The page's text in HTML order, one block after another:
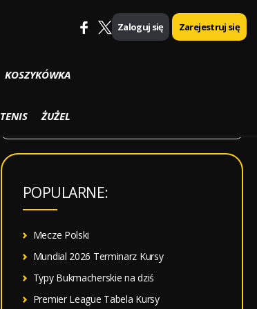
KOSZYKÓWKA
TENIS ŻUŻEL
Zaloguj się Zarejestruj się
SZUKAJ
k
POPULARNE:
Mecze Polski
Mundial 2026 Terminarz Kursy
Typy Bukmacherskie na dziś
Premier League Tabela Kursy